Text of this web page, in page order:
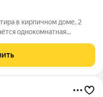
в кирпичном доме, 2
однокомнатная
и коридоре уложен ламинат.